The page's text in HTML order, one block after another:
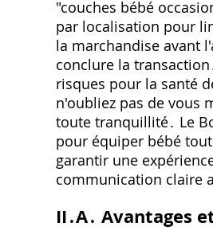
"couches bébé
par localisation pour
la marchandise avant
conclure la
risques pour la santé
n'oubliez pas de vous
toute tranquillité․ Le
pour équiper bébé
garantir une
communication claire
II․A․ Avantages